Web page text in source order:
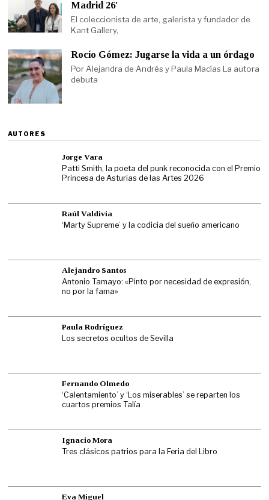
Madrid 26′
El coleccionista de arte, galerista y fundador de
Kant Gallery,
Rocío Gómez: Jugarse la vida a un órdago
Por Alejandra de Andrés y Paula Macías La autora
debuta
AUTORES
Jorge Vara
Patti Smith, la poeta del punk reconocida con el Premio
Princesa de Asturias de las Artes 2026
Raúl Valdivia
‘Marty Supreme’ y la codicia del sueño americano
Alejandro Santos
Antonio Tamayo: «Pinto por necesidad de expresión,
no por la fama»
Paula Rodríguez
Los secretos ocultos de Sevilla
Fernando Olmedo
‘Calentamiento’ y ‘Los miserables’ se reparten los
cuartos premios Talía
Ignacio Mora
Tres clásicos patrios para la Feria del Libro
Eva Miguel